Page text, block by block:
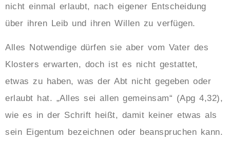
nicht einmal erlaubt, nach eigener Entscheidung
über ihren Leib und ihren Willen zu verfügen.
Alles Notwendige dürfen sie aber vom Vater des
Klosters erwarten, doch ist es nicht gestattet,
etwas zu haben, was der Abt nicht gegeben oder
erlaubt hat. „Alles sei allen gemeinsam“ (Apg 4,32),
wie es in der Schrift heißt, damit keiner etwas als
sein Eigentum bezeichnen oder beanspruchen kann.